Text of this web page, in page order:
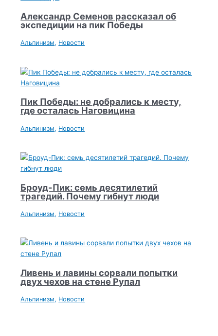
Александр Семенов рассказал об
экспедиции на пик Победы
Альпинизм, Новости
Пик Победы: не добрались к месту,
где осталась Наговицина
Альпинизм, Новости
Броуд-Пик: семь десятилетий
трагедий. Почему гибнут люди
Альпинизм, Новости
Ливень и лавины сорвали попытки
двух чехов на стене Рупал
Альпинизм, Новости